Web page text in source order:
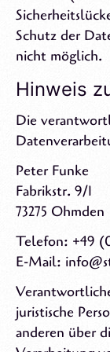
Schutz der
nicht möglich.
Hinweis
Die
Peter Funke
Fabrikstr. 9/1
73275 Ohmden
Telefon: +49
E-Mail:
juristische
anderen über